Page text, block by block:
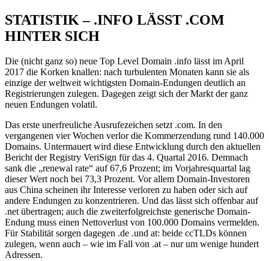
STATISTIK – .INFO LÄSST .COM
HINTER SICH
Die (nicht ganz so) neue Top Level Domain .info lässt im April
2017 die Korken knallen: nach turbulenten Monaten kann sie als
einzige der weltweit wichtigsten Domain-Endungen deutlich an
Registrierungen zulegen. Dagegen zeigt sich der Markt der ganz
neuen Endungen volatil.
Das erste unerfreuliche Ausrufezeichen setzt .com. In den
vergangenen vier Wochen verlor die Kommerzendung rund 140.000
Domains. Untermauert wird diese Entwicklung durch den aktuellen
Bericht der Registry VeriSign für das 4. Quartal 2016. Demnach
sank die „renewal rate“ auf 67,6 Prozent; im Vorjahresquartal lag
dieser Wert noch bei 73,3 Prozent. Vor allem Domain-Investoren
aus China scheinen ihr Interesse verloren zu haben oder sich auf
andere Endungen zu konzentrieren. Und das lässt sich offenbar auf
.net übertragen; auch die zweiterfolgreichste generische Domain-
Endung muss einen Nettoverlust von 100.000 Domains vermelden.
Für Stabilität sorgen dagegen .de .und at: beide ccTLDs können
zulegen, wenn auch – wie im Fall von .at – nur um wenige hundert
Adressen.